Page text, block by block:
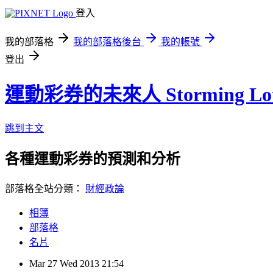
登入
我的部落格 我的部落格後台
我的帳號
登出
運動彩券的未來人 Storming
跳到主文
各種運動彩券的預測和分析
部落格全站分類： 財經政論
相簿
部落格
名片
Mar 27 Wed 2013 21:54